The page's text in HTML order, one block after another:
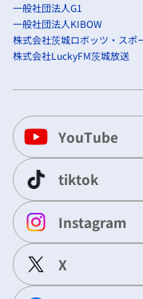
一般社団法人G1
一般社団法人KIBOW
株式会社茨城ロボッツ・スポ
株式会社LuckyFM茨城放送
YouTube
tiktok
Instagram
X